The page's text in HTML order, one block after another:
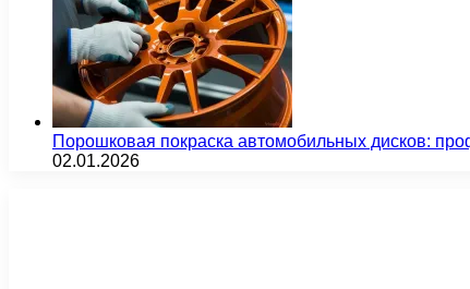
Порошковая покраска автомобильных дисков:
02.01.2026